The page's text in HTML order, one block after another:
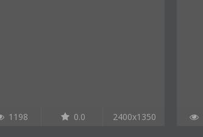
1198 0.0 2400x1350